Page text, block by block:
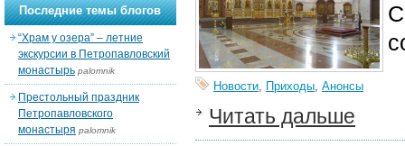
Новости, Приходы, Анонсы
Читать дальше
Последние темы блогов
“Храм у озера” – летние
экскурсии в Петропавловский
монастырь palomnik
Престольный праздник
Петропавловского
монастыря palomnik